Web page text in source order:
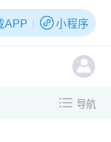
APP 小程序
导航